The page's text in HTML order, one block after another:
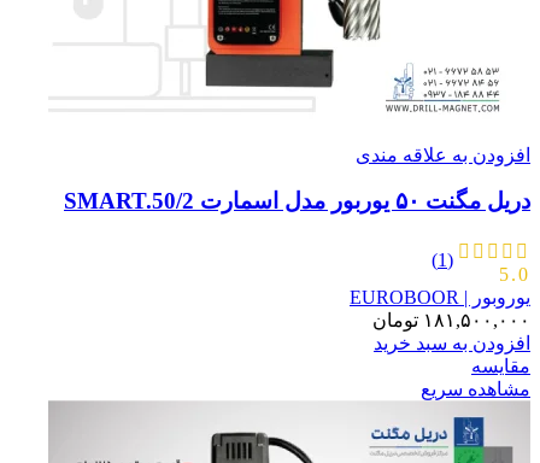
افزودن به علاقه مندی
دریل مگنت ۵۰ یوربور مدل اسمارت SMART.50/2
5.0
(1)
یوروبور | EUROBOOR
۱۸۱,۵۰۰,۰۰۰ تومان
افزودن به سبد خرید
مقایسه
مشاهده سریع